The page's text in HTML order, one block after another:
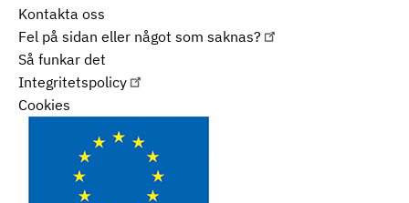
Kontakta oss
Fel på sidan eller något som saknas?
Så funkar det
Integritetspolicy
Cookies